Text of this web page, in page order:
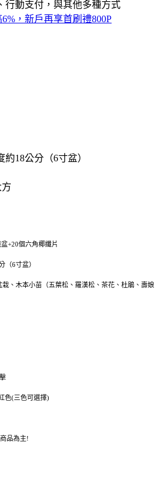
行動支付，與其他多種方式
，新戶再享首刷禮800P
18公分（6寸盆）
+20個六角椰纖片
（6寸盆）
、木本小苗（五葉松、羅漢松、茶花、杜鵑、壽娘
色(三色可選擇)
品為主!